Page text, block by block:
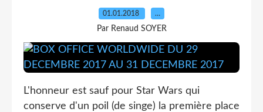
01.01.2018 …
Par Renaud SOYER
L'honneur est sauf pour Star Wars qui
conserve d'un poil (de singe) la première place